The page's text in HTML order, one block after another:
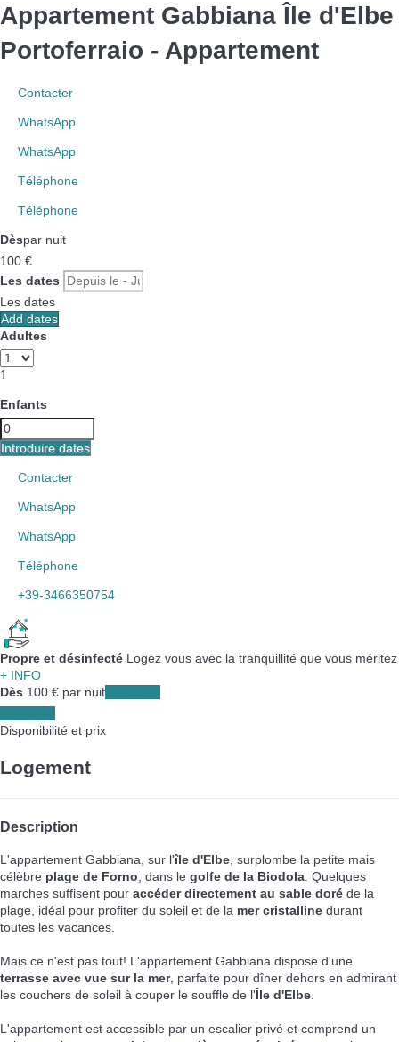
Appartement Gabbiana Île d'Elbe
Portoferraio - Appartement
Contacter
WhatsApp
WhatsApp
Téléphone
Téléphone
Dèspar nuit
100 €
Les dates
Les dates
Add dates
Adultes
1
Enfants
Introduire dates
Contacter
WhatsApp
WhatsApp
Téléphone
+39-3466350754
Propre et désinfecté Logez vous avec la tranquillité que vous méritez
+ INFO
Dès 100 € par nuit
Disponibilité et prix
Logement
Description
L'appartement Gabbiana, sur l'île d'Elbe, surplombe la petite mais
célèbre plage de Forno, dans le golfe de la Biodola. Quelques
marches suffisent pour accéder directement au sable doré de la
plage, idéal pour profiter du soleil et de la mer cristalline durant
toutes les vacances.
Mais ce n'est pas tout! L'appartement Gabbiana dispose d'une
terrasse avec vue sur la mer, parfaite pour dîner dehors en admirant
les couchers de soleil à couper le souffle de l'Île d'Elbe.
L'appartement est accessible par un escalier privé et comprend un